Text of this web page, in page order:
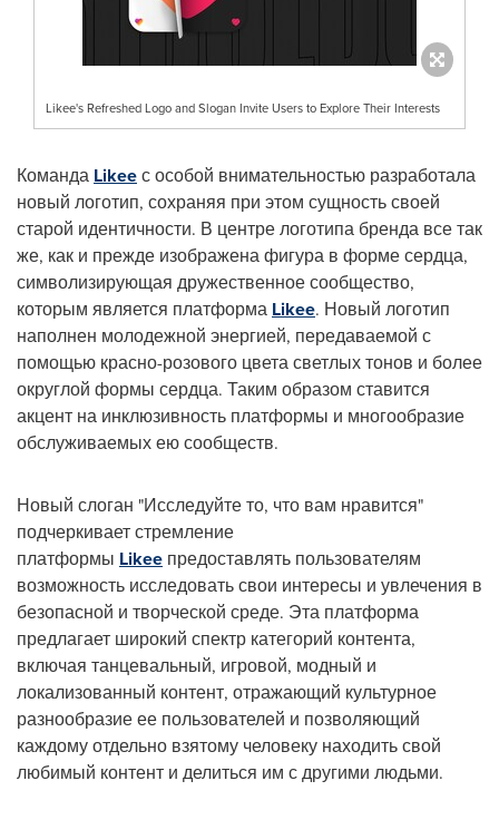
Likee's Refreshed Logo and Slogan Invite Users to Explore Their Interests
Команда Likeeс особой внимательностью разработала
новый логотип, сохраняя при этом сущность своей
старой идентичности. В центре логотипа бренда все так
же, как и прежде изображена фигура в форме сердца,
символизирующая дружественное сообщество,
которым является платформа Likee. Новый логотип
наполнен молодежной энергией, передаваемой с
помощью красно-розового цвета светлых тонов и более
округлой формы сердца. Таким образом ставится
акцент на инклюзивность платформы и многообразие
обслуживаемых ею сообществ.
Новый слоган "Исследуйте то, что вам нравится"
подчеркивает стремление
платформы Likee предоставлять пользователям
возможность исследовать свои интересы и увлечения в
безопасной и творческой среде. Эта платформа
предлагает широкий спектр категорий контента,
включая танцевальный, игровой, модный и
локализованный контент, отражающий культурное
разнообразие ее пользователей и позволяющий
каждому отдельно взятому человеку находить свой
любимый контент и делиться им с другими людьми.